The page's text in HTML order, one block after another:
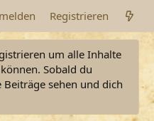
Registrieren
um alle Inhalte
Sobald du
sehen und dich